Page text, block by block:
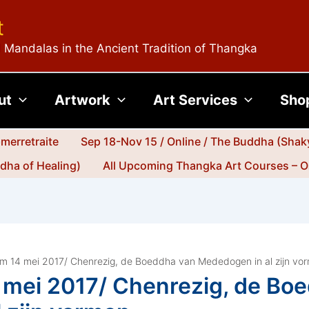
in the Ancient Tradition of Thangka
Artwork Art Services
Sep 18-Nov 15 / Online / The Buddha
of Healing)
All Upcoming Thangka Art Courses –
14 mei 2017/ Chenrezig, de Boeddha van Mededogen in al zijn
2017/ Chenrezig, de